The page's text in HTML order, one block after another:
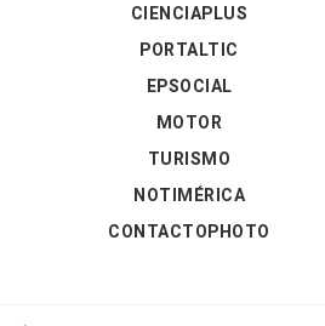
CIENCIAPLUS
PORTALTIC
EPSOCIAL
MOTOR
TURISMO
NOTIMÉRICA
CONTACTOPHOTO